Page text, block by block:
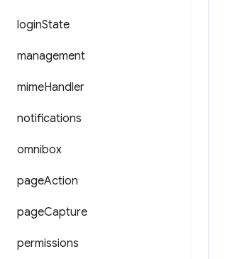
loginState
management
mimeHandler
notifications
omnibox
pageAction
pageCapture
permissions